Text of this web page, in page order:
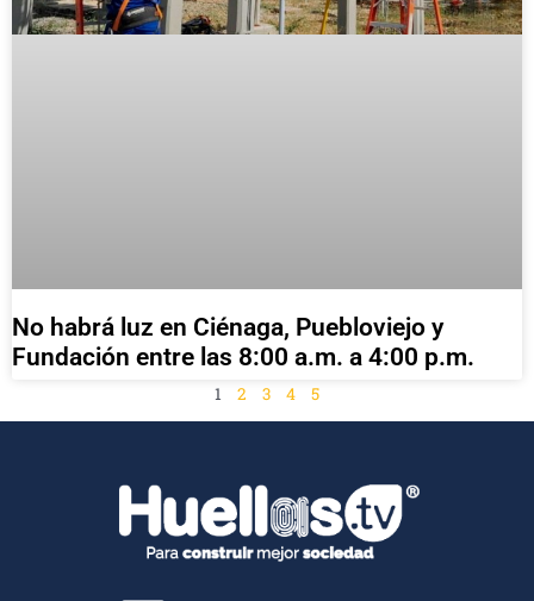
No habrá luz en Ciénaga, Puebloviejo y
Fundación entre las 8:00 a.m. a 4:00 p.m.
1 2 3 4 5